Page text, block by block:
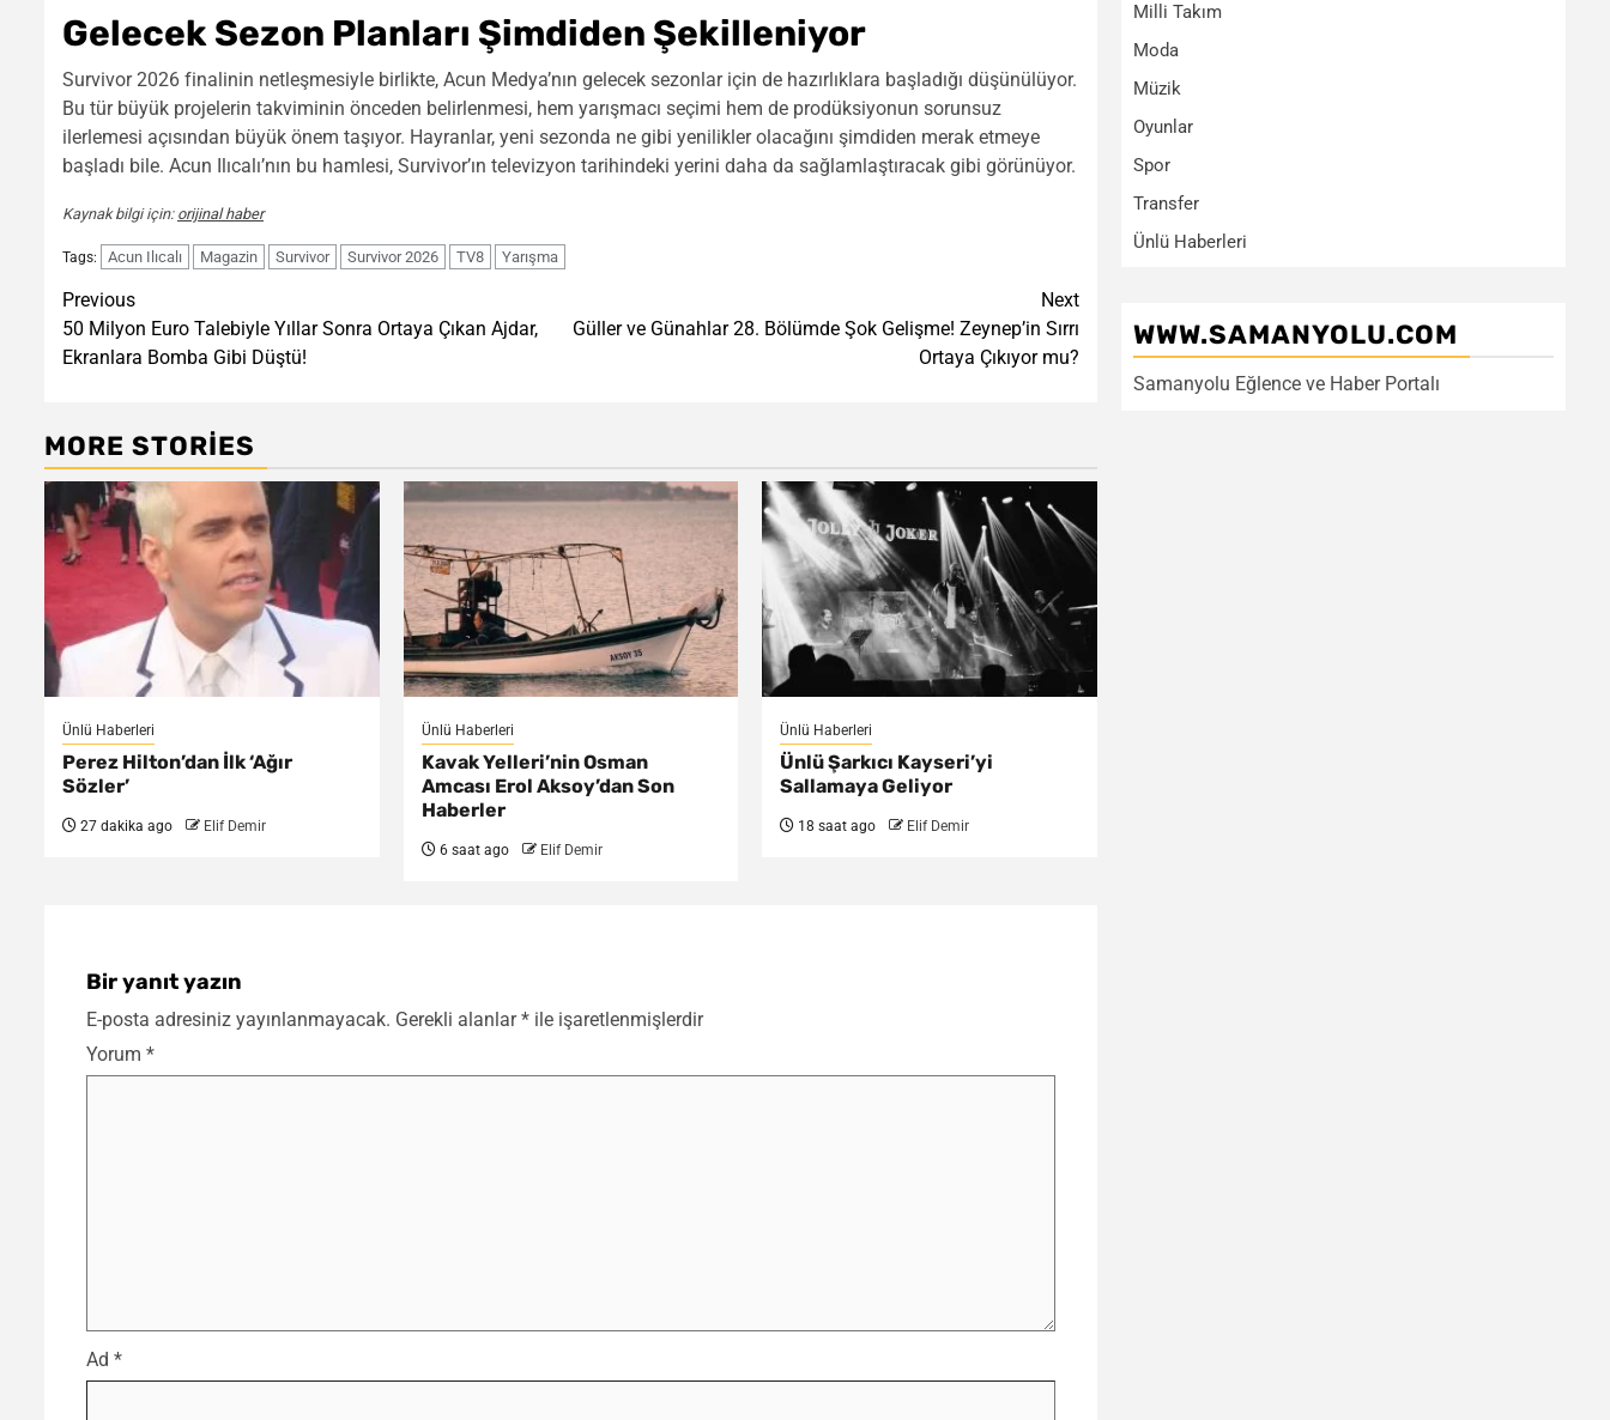
Gelecek Sezon Planları Şimdiden Şekilleniyor
Survivor 2026 finalinin netleşmesiyle birlikte, Acun Medya’nın gelecek sezonlar için de hazırlıklara başladığı düşünülüyor.
Bu tür büyük projelerin takviminin önceden belirlenmesi, hem yarışmacı seçimi hem de prodüksiyonun sorunsuz
ilerlemesi açısından büyük önem taşıyor. Hayranlar, yeni sezonda ne gibi yenilikler olacağını şimdiden merak etmeye
başladı bile. Acun Ilıcalı’nın bu hamlesi, Survivor’ın televizyon tarihindeki yerini daha da sağlamlaştıracak gibi görünüyor.
Kaynak bilgi için: orijinal haber
Tags: Acun Ilıcalı Magazin Survivor Survivor 2026 TV8 Yarışma
Post
navigation
Previous
50 Milyon Euro Talebiyle Yıllar Sonra Ortaya Çıkan Ajdar,
Ekranlara Bomba Gibi Düştü!
Next
Güller ve Günahlar 28. Bölümde Şok Gelişme! Zeynep’in Sırrı
Ortaya Çıkıyor mu?
MORE STORIES
Ünlü Haberleri
Perez Hilton’dan İlk ‘Ağır
Sözler’
27 dakika ago Elif Demir
Ünlü Haberleri
Kavak Yelleri’nin Osman
Amcası Erol Aksoy’dan Son
Haberler
6 saat ago Elif Demir
Ünlü Haberleri
Ünlü Şarkıcı Kayseri’yi
Sallamaya Geliyor
18 saat ago Elif Demir
Bir yanıt yazın
E-posta adresiniz yayınlanmayacak. Gerekli alanlar* ile işaretlenmişlerdir
Yorum *
Ad *
Milli Takım
Moda
Müzik
Oyunlar
Spor
Transfer
Ünlü Haberleri
WWW.SAMANYOLU.COM
Samanyolu Eğlence ve Haber Portalı